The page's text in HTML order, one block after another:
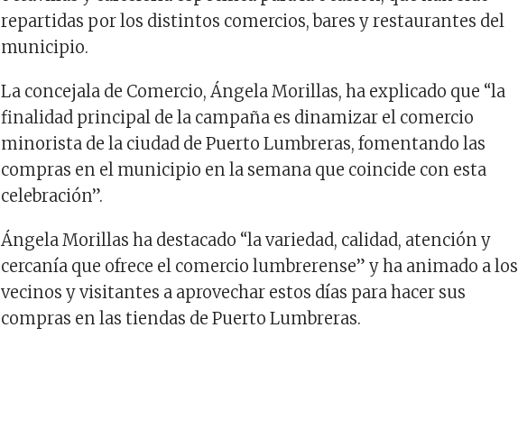
repartidas por los distintos comercios, bares y restaurantes del
municipio.
La concejala de Comercio, Ángela Morillas, ha explicado que “la
finalidad principal de la campaña es dinamizar el comercio
minorista de la ciudad de Puerto Lumbreras, fomentando las
compras en el municipio en la semana que coincide con esta
celebración”.
Ángela Morillas ha destacado “la variedad, calidad, atención y
cercanía que ofrece el comercio lumbrerense” y ha animado a los
vecinos y visitantes a aprovechar estos días para hacer sus
compras en las tiendas de Puerto Lumbreras.